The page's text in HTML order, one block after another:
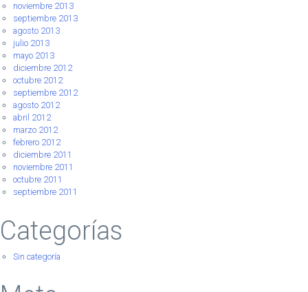
noviembre 2013
septiembre 2013
agosto 2013
julio 2013
mayo 2013
diciembre 2012
octubre 2012
septiembre 2012
agosto 2012
abril 2012
marzo 2012
febrero 2012
diciembre 2011
noviembre 2011
octubre 2011
septiembre 2011
Categorías
Sin categoría